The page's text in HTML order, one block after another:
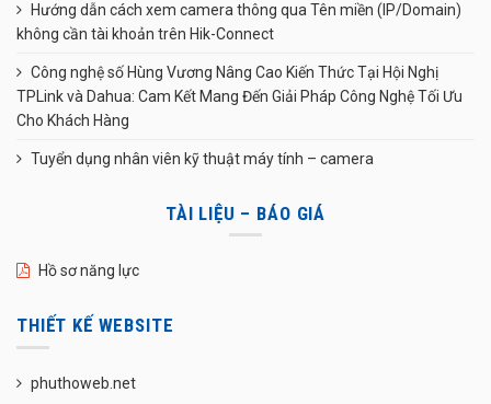
Hướng dẫn cách xem camera thông qua Tên miền (IP/Domain)
không cần tài khoản trên Hik-Connect
Công nghệ số Hùng Vương Nâng Cao Kiến Thức Tại Hội Nghị
TPLink và Dahua: Cam Kết Mang Đến Giải Pháp Công Nghệ Tối Ưu
Cho Khách Hàng
Tuyển dụng nhân viên kỹ thuật máy tính – camera
TÀI LIỆU – BÁO GIÁ
Hồ sơ năng lực
THIẾT KẾ WEBSITE
phuthoweb.net